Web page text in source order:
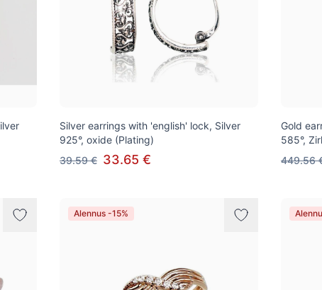
Silver earrings with 'english' lock, Silver
925°, oxide (Plating)
39.59 € 33.65 €
Gold
585°,
449.56
Alennus -15%